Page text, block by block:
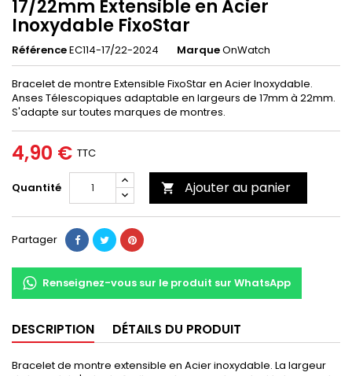
17/22mm Extensible en Acier
Inoxydable FixoStar
RéférenceEC114-17/22-2024 MarqueOnWatch
Bracelet de montre Extensible FixoStar en Acier Inoxydable.
Anses Télescopiques adaptable en largeurs de 17mm à 22mm.
S'adapte sur toutes marques de montres.
4,90 € TTC
Quantité  Ajouter au panier
Partager
Renseignez-vous sur le produit sur WhatsApp
DESCRIPTION DÉTAILS DU PRODUIT
Bracelet de montre extensible en Acier inoxydable. La largeur